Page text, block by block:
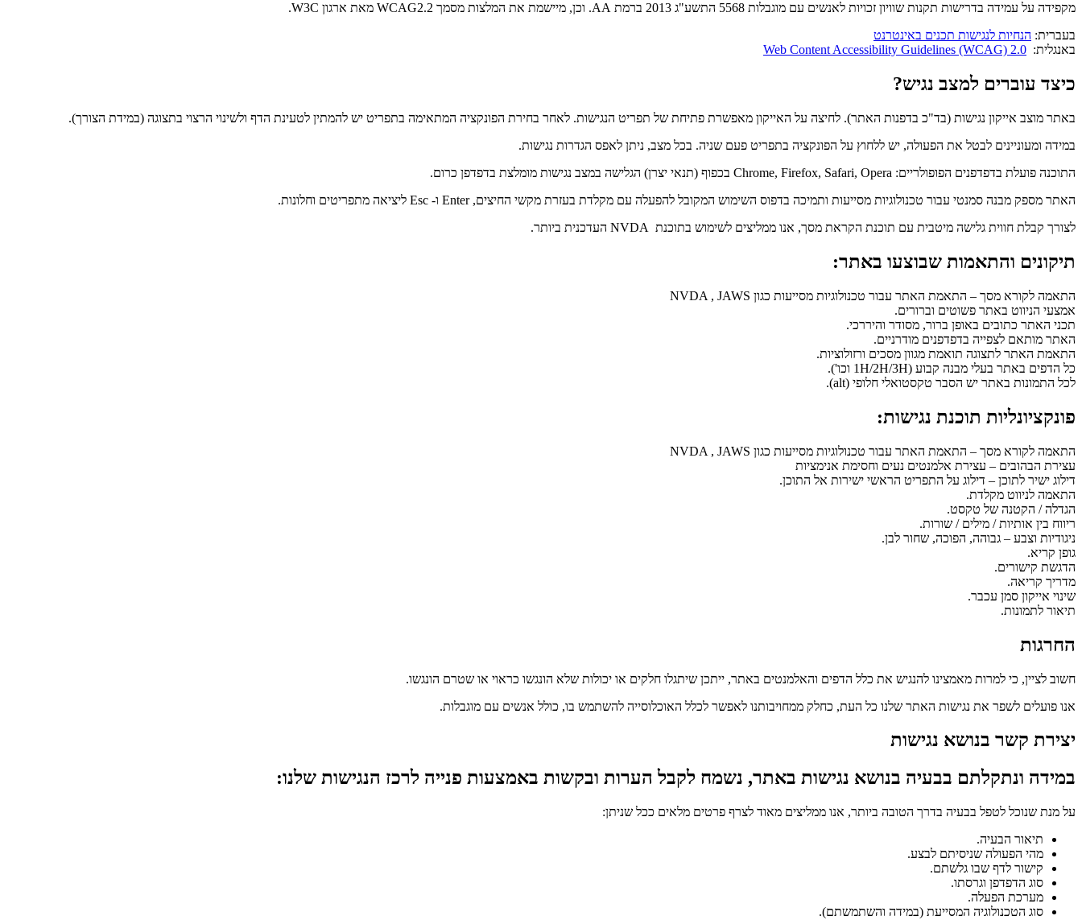
מקפידה על עמידה בדרישות תקנות שוויון זכויות לאנשים עם מוגבלות 5568 התשע"ג 2013 ברמת AA. וכן, מיישמת את המלצות מסמך WCAG2.2 מאת ארגון W3C.
בעברית: הנחיות לנגישות תכנים באינטרנט
באנגלית: Web Content Accessibility Guidelines (WCAG) 2.0
כיצד עוברים למצב נגיש?
באתר מוצב אייקון נגישות (בד"כ בדפנות האתר). לחיצה על האייקון מאפשרת פתיחת של תפריט הנגישות. לאחר בחירת הפונקציה המתאימה בתפריט יש להמתין לטעינת הדף ולשינוי הרצוי בתצוגה (במידת הצורך).
במידה ומעוניינים לבטל את הפעולה, יש ללחוץ על הפונקציה בתפריט פעם שניה. בכל מצב, ניתן לאפס הגדרות נגישות.
התוכנה פועלת בדפדפנים הפופולריים: Chrome, Firefox, Safari, Opera בכפוף (תנאי יצרן) הגלישה במצב נגישות מומלצת בדפדפן כרום.
האתר מספק מבנה סמנטי עבור טכנולוגיות מסייעות ותמיכה בדפוס השימוש המקובל להפעלה עם מקלדת בעזרת מקשי החיצים, Enter ו- Esc ליציאה מתפריטים וחלונות.
לצורך קבלת חווית גלישה מיטבית עם תוכנת הקראת מסך, אנו ממליצים לשימוש בתוכנת NVDA העדכנית ביותר.
תיקונים והתאמות שבוצעו באתר:
התאמה לקורא מסך – התאמת האתר עבור טכנולוגיות מסייעות כגון NVDA , JAWS
אמצעי הניווט באתר פשוטים וברורים.
תכני האתר כתובים באופן ברור, מסודר והיררכי.
האתר מותאם לצפייה בדפדפנים מודרניים.
התאמת האתר לתצוגה תואמת מגוון מסכים ורזולוציות.
כל הדפים באתר בעלי מבנה קבוע (1H/2H/3H וכו').
לכל התמונות באתר יש הסבר טקסטואלי חלופי (alt).
פונקציונליות תוכנת נגישות:
התאמה לקורא מסך – התאמת האתר עבור טכנולוגיות מסייעות כגון NVDA , JAWS
עצירת הבהובים – עצירת אלמנטים נעים וחסימת אנימציות
דילוג ישיר לתוכן – דילוג על התפריט הראשי ישירות אל התוכן.
התאמה לניווט מקלדת.
הגדלה / הקטנה של טקסט.
ריווח בין אותיות / מילים / שורות.
ניגודיות וצבע – גבוהה, הפוכה, שחור לבן.
גופן קריא.
הדגשת קישורים.
מדריך קריאה.
שינוי אייקון סמן עכבר.
תיאור לתמונות.
החרגות
חשוב לציין, כי למרות מאמצינו להנגיש את כלל הדפים והאלמנטים באתר, ייתכן שיתגלו חלקים או יכולות שלא הונגשו כראוי או שטרם הונגשו.
אנו פועלים לשפר את נגישות האתר שלנו כל העת, כחלק ממחויבותנו לאפשר לכלל האוכלוסייה להשתמש בו, כולל אנשים עם מוגבלות.
יצירת קשר בנושא נגישות
במידה ונתקלתם בבעיה בנושא נגישות באתר, נשמח לקבל הערות ובקשות באמצעות פנייה לרכז הנגישות שלנו:
על מנת שנוכל לטפל בבעיה בדרך הטובה ביותר, אנו ממליצים מאוד לצרף פרטים מלאים ככל שניתן:
תיאור הבעיה.
מהי הפעולה שניסיתם לבצע.
קישור לדף שבו גלשתם.
סוג הדפדפן וגרסתו.
מערכת הפעלה.
סוג הטכנולוגיה המסייעת (במידה והשתמשתם).